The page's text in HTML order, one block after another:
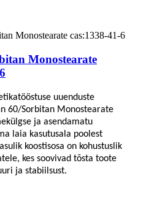
Monostearate
uuenduste
60/Sorbitan Monostearate
ja asendamatu
laia kasutusala poolest
koostisosa on kohustuslik
kes soovivad tõsta toote
ja stabiilsust.